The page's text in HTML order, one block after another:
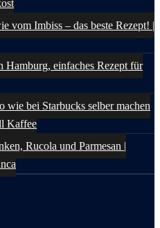
vom Imbiss – das beste Rezept! |
Hamburg, einfaches Rezept für
wie bei Starbucks selber machen
Kaffee
Rucola und Parmesan |